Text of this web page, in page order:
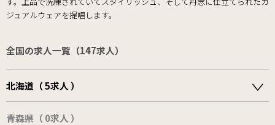
ジュアルウェアを提唱します。
全国の求人一覧（147求人）
北海道（ 5求人 ）
青森県（ 0求人 ）